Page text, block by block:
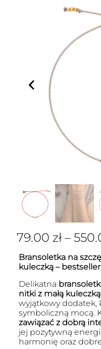
79.00 zł –
Bransoletka na
kuleczką –
Delikatna
nitki z małą kuleczką
wyjątkowy dodatek,
symboliczną mocą.
zawiązać z dobrą
jej pozytywną
harmonię oraz